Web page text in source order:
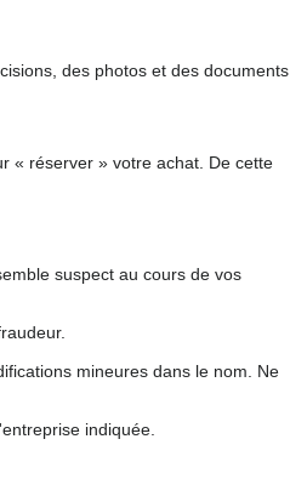
des photos et des documents
« réserver » votre achat. De cette
suspect au cours de vos
mineures dans le nom. Ne
indiquée.